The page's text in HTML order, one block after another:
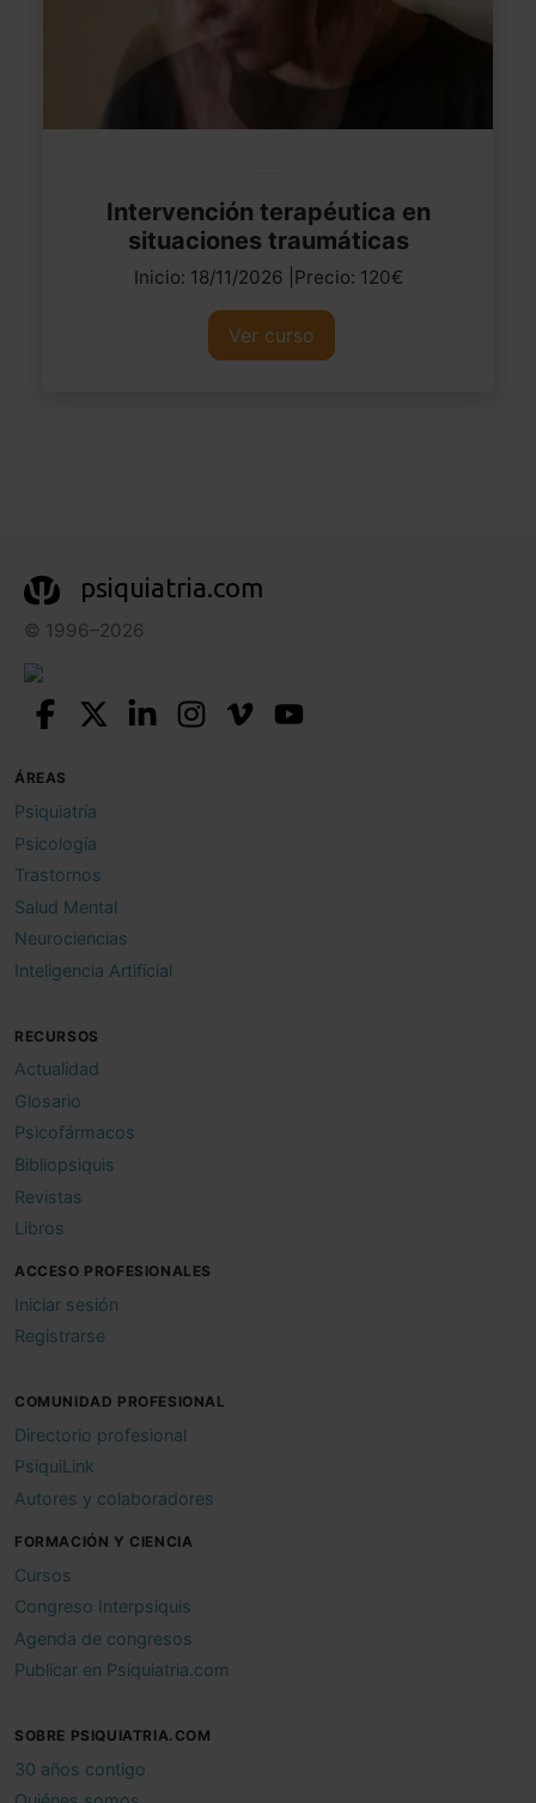
Intervención terapéutica en
situaciones traumáticas
Inicio: 18/11/2026 |Precio: 120€
Ver curso
psiquiatria.com
© 1996–2026
ÁREAS
Psiquiatría
Psicología
Trastornos
Salud Mental
Neurociencias
Inteligencia Artificial
RECURSOS
Actualidad
Glosario
Psicofármacos
Bibliopsiquis
Revistas
Libros
ACCESO PROFESIONALES
Iniciar sesión
Registrarse
COMUNIDAD PROFESIONAL
Directorio profesional
PsiquiLink
Autores y colaboradores
FORMACIÓN Y CIENCIA
Cursos
Congreso Interpsiquis
Agenda de congresos
Publicar en Psiquiatria.com
SOBRE PSIQUIATRIA.COM
30 años contigo